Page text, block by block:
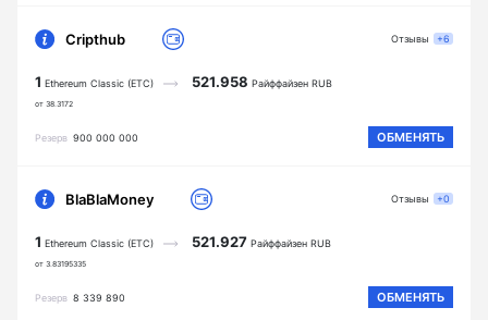
Cripthub
1 Ethereum Classic (ETC)
от 38.3172
521.958 Райффайзен RUB
Резерв 900 000 000 ОБМЕНЯТЬ
Отзывы +6
BlaBlaMoney
1 Ethereum Classic (ETC)
от 3.83195335
521.927 Райффайзен RUB
Резерв 8 339 890 ОБМЕНЯТЬ
Отзывы +0